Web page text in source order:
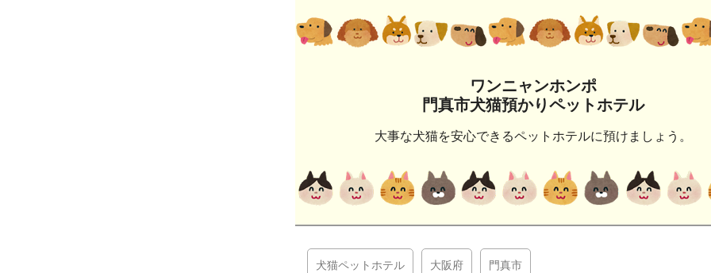
ワンニャンホンポ
門真市犬猫預かりペットホテル
大事な犬猫を安心できるペットホテルに預けましょう。
犬猫ペットホテル 大阪府 門真市